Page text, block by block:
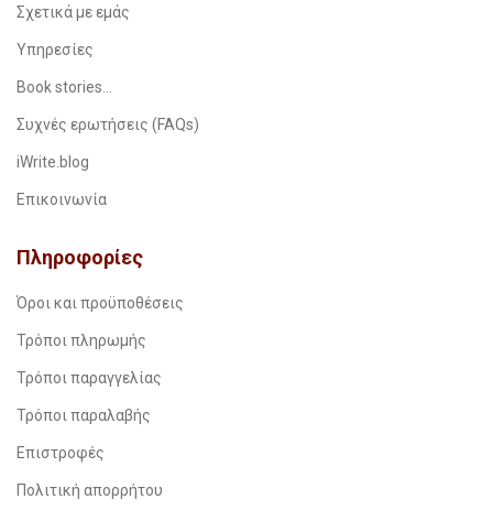
Σχετικά με εμάς
Υπηρεσίες
Book stories…
Συχνές ερωτήσεις (FAQs)
iWrite.blog
Επικοινωνία
Πληροφορίες
Όροι και προϋποθέσεις
Τρόποι πληρωμής
Τρόποι παραγγελίας
Τρόποι παραλαβής
Επιστροφές
Πολιτική απορρήτου